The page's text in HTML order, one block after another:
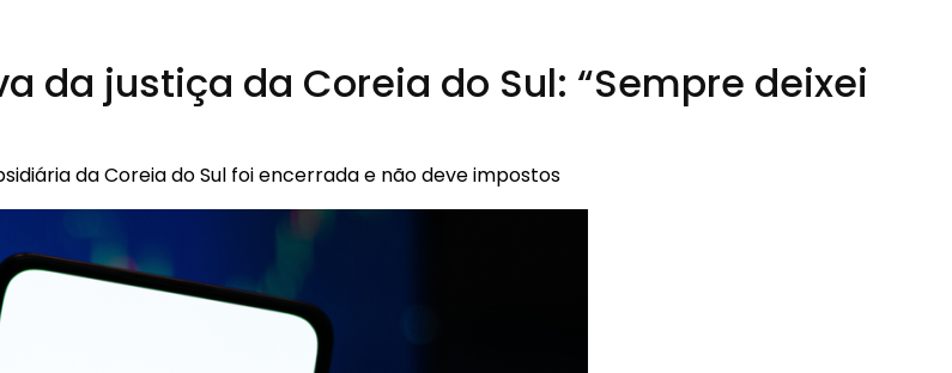
da justiça da Coreia do Sul: “Sempre deixei
da Coreia do Sul foi encerrada e não deve impostos